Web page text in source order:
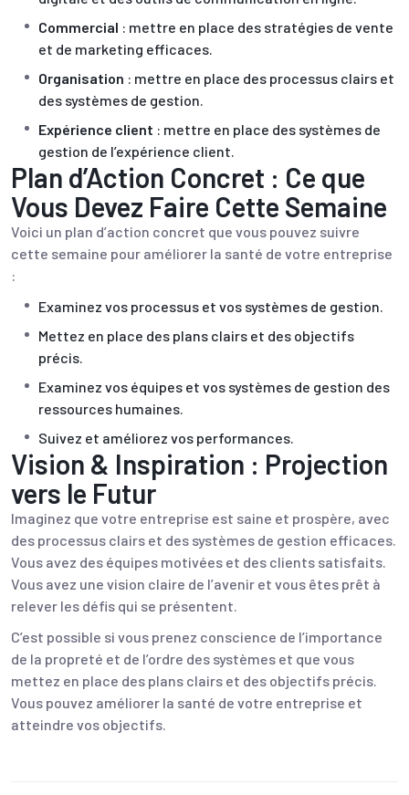
Commercial : mettre en place des stratégies de vente
et de marketing efficaces.
Organisation : mettre en place des processus clairs et
des systèmes de gestion.
Expérience client : mettre en place des systèmes de
gestion de l’expérience client.
Plan d’Action Concret : Ce que
Vous Devez Faire Cette Semaine
Voici un plan d’action concret que vous pouvez suivre
cette semaine pour améliorer la santé de votre entreprise
:
Examinez vos processus et vos systèmes de gestion.
Mettez en place des plans clairs et des objectifs
précis.
Examinez vos équipes et vos systèmes de gestion des
ressources humaines.
Suivez et améliorez vos performances.
Vision & Inspiration : Projection
vers le Futur
Imaginez que votre entreprise est saine et prospère, avec
des processus clairs et des systèmes de gestion efficaces.
Vous avez des équipes motivées et des clients satisfaits.
Vous avez une vision claire de l’avenir et vous êtes prêt à
relever les défis qui se présentent.
C’est possible si vous prenez conscience de l’importance
de la propreté et de l’ordre des systèmes et que vous
mettez en place des plans clairs et des objectifs précis.
Vous pouvez améliorer la santé de votre entreprise et
atteindre vos objectifs.